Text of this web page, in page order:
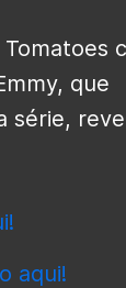
que
série,
aqui!